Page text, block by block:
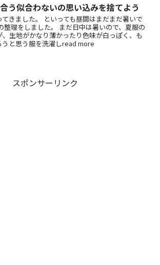
う似合わないの思い込みを捨てよう
きました。 といっても昼間はまだまだ暑いで
整理をしました。 まだ日中は暑いので、夏服の
生地がかなり薄かったり色味が白っぽく、も
うと思う服を洗濯しread more
スポンサーリンク